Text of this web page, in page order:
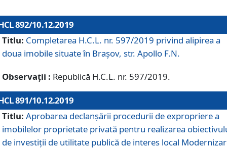
892/10.12.2019
Titlu: Completarea H.C.L. nr. 597/2019 privind alipirea a
doua imobile situate în Brașov, str. Apollo F.N.
Observații : Republică H.C.L. nr. 597/2019.
891/10.12.2019
Titlu: Aprobarea declanșării procedurii de expropriere a
imobilelor proprietate privată pentru realizarea
de investiții de utilitate publică de interes local